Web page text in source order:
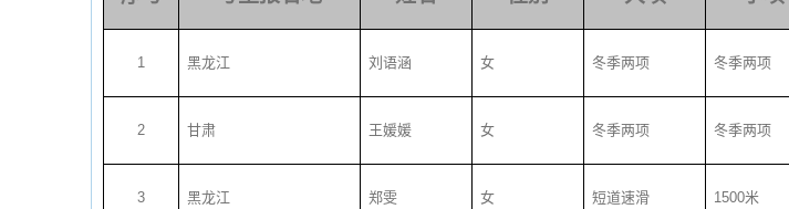
1 黑龙江 刘语涵 女 冬季两项 冬季两项
2 甘肃 王媛媛 女 冬季两项 冬季两项
3 黑龙江 郑雯 女 短道速滑 1500米